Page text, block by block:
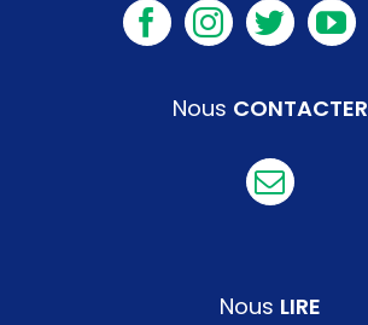
Nous CONTACTER
Nous LIRE